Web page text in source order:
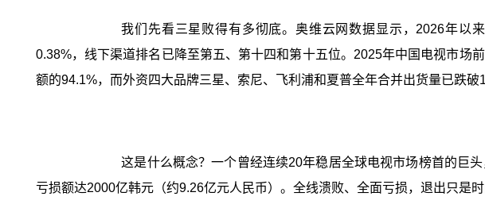
我们先看三星败得有多彻底。奥维云网数据显示，2026年以
0.38%，线下渠道排名已降至第五、第十四和第十五位。2025年中国电视市
额的94.1%，而外资四大品牌三星、索尼、飞利浦和夏普全年合并出货量已跌破
这是什么概念？一个曾经连续20年稳居全球电视市场榜首的巨
亏损额达2000亿韩元（约9.26亿元人民币）。全线溃败、全面亏损，退出只是时